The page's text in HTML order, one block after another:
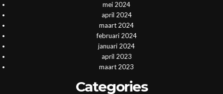
mei 2024
april 2024
maart 2024
februari 2024
januari 2024
april 2023
maart 2023
Categories